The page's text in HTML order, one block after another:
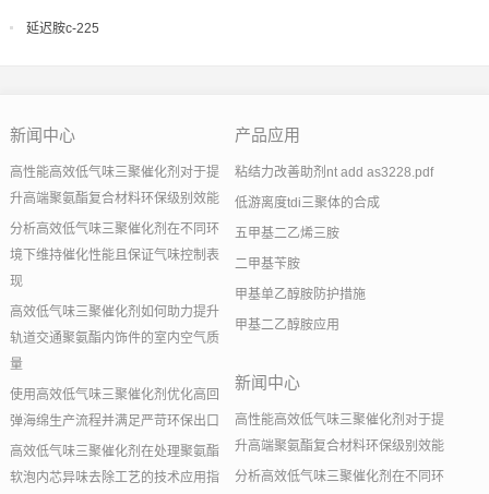
延迟胺c-225
新闻中心
高性能高效低气味三聚催化剂对于提
升高端聚氨酯复合材料环保级别效能
分析高效低气味三聚催化剂在不同环
境下维持催化性能且保证气味控制表
现
高效低气味三聚催化剂如何助力提升
轨道交通聚氨酯内饰件的室内空气质
量
使用高效低气味三聚催化剂优化高回
弹海绵生产流程并满足严苛环保出口
高效低气味三聚催化剂在处理聚氨酯
软泡内芯异味去除工艺的技术应用指
产品应用
粘结力改善助剂nt add as3228.pdf
低游离度tdi三聚体的合成
五甲基二乙烯三胺
二甲基苄胺
甲基单乙醇胺防护措施
甲基二乙醇胺应用
新闻中心
高性能高效低气味三聚催化剂对于提
升高端聚氨酯复合材料环保级别效能
分析高效低气味三聚催化剂在不同环